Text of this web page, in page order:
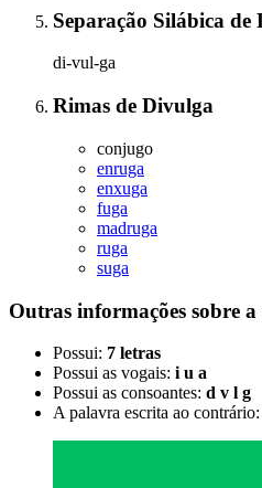
Separação Silábica de
di-vul-ga
Rimas de Divulga
conjugo
enruga
enxuga
fuga
madruga
ruga
suga
Outras informações sobre a
Possui: 7 letras
Possui as vogais: i u a
Possui as consoantes: d v l g
A palavra escrita ao contrário: